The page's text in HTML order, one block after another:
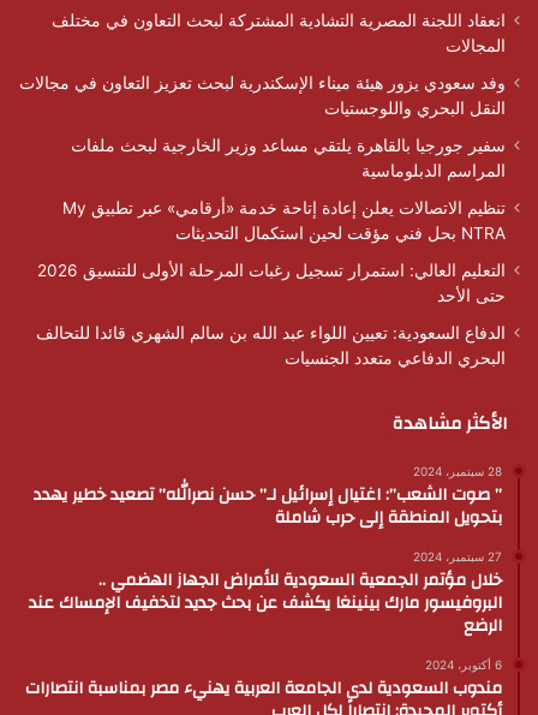
انعقاد اللجنة المصرية التشادية المشتركة لبحث التعاون في مختلف
المجالات
وفد سعودي يزور هيئة ميناء الإسكندرية لبحث تعزيز التعاون في مجالات
النقل البحري واللوجستيات
سفير جورجيا بالقاهرة يلتقي مساعد وزير الخارجية لبحث ملفات
المراسم الدبلوماسية
تنظيم الاتصالات يعلن إعادة إتاحة خدمة «أرقامي» عبر تطبيق My
NTRA بحل فني مؤقت لحين استكمال التحديثات
التعليم العالي: استمرار تسجيل رغبات المرحلة الأولى للتنسيق 2026
حتى الأحد
الدفاع السعودية: تعيين اللواء عبد الله بن سالم الشهري قائدا للتحالف
البحري الدفاعي متعدد الجنسيات
الأكثر مشاهدة
28 سبتمبر، 2024
” صوت الشعب”: اغتيال إسرائيل لـ” حسن نصرالله” تصعيد خطير يهدد
بتحويل المنطقة إلى حرب شاملة
27 سبتمبر، 2024
خلال مؤتمر الجمعية السعودية للأمراض الجهاز الهضمي ..
البروفيسور مارك بينينغا يكشف عن بحث جديد لتخفيف الإمساك عند
الرضع
6 أكتوبر، 2024
مندوب السعودية لدى الجامعة العربية يهنيء مصر بمناسبة انتصارات